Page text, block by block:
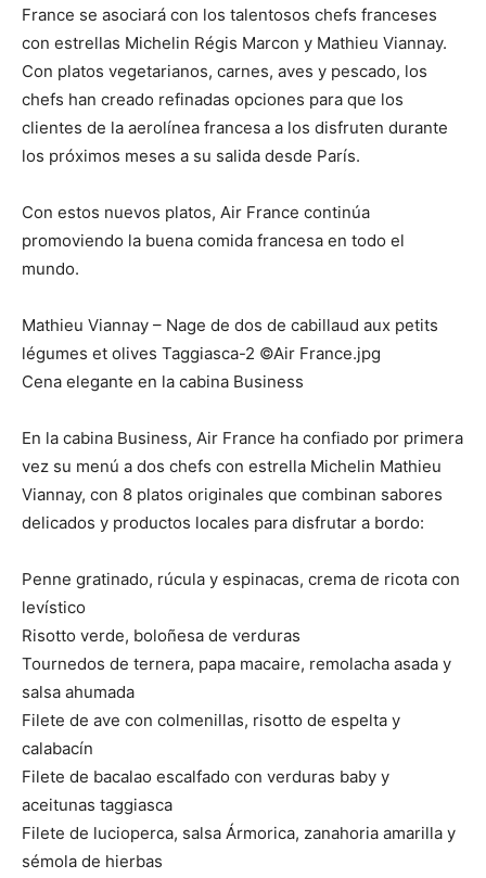
France se asociará con los talentosos chefs franceses
con estrellas Michelin Régis Marcon y Mathieu Viannay.
Con platos vegetarianos, carnes, aves y pescado, los
chefs han creado refinadas opciones para que los
clientes de la aerolínea francesa a los disfruten durante
los próximos meses a su salida desde París.
Con estos nuevos platos, Air France continúa
promoviendo la buena comida francesa en todo el
mundo.
Mathieu Viannay – Nage de dos de cabillaud aux petits
légumes et olives Taggiasca-2 ©Air France.jpg
Cena elegante en la cabina Business
En la cabina Business, Air France ha confiado por primera
vez su menú a dos chefs con estrella Michelin Mathieu
Viannay, con 8 platos originales que combinan sabores
delicados y productos locales para disfrutar a bordo:
Penne gratinado, rúcula y espinacas, crema de ricota con
levístico
Risotto verde, boloñesa de verduras
Tournedos de ternera, papa macaire, remolacha asada y
salsa ahumada
Filete de ave con colmenillas, risotto de espelta y
calabacín
Filete de bacalao escalfado con verduras baby y
aceitunas taggiasca
Filete de lucioperca, salsa Ármorica, zanahoria amarilla y
sémola de hierbas